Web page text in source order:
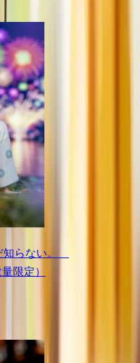
知らない。
限定）